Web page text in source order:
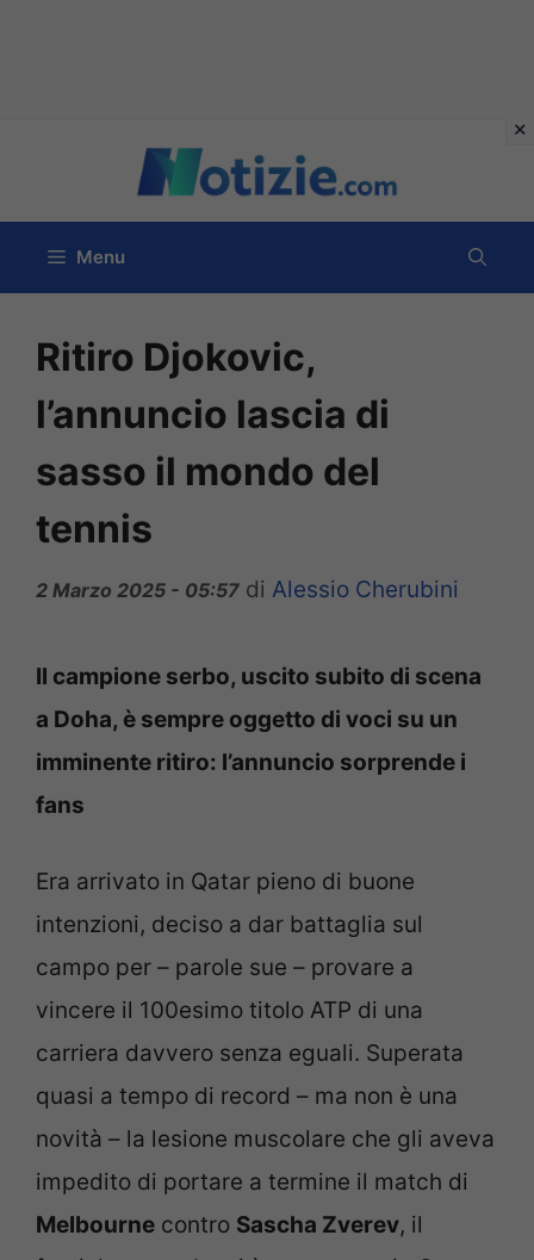
contenuto
Menu
Ritiro Djokovic,
l’annuncio lascia di
sasso il mondo del
tennis
2 Marzo 2025 - 05:57 di Alessio Cherubini
Il campione serbo, uscito subito di scena
a Doha, è sempre oggetto di voci su un
imminente ritiro: l’annuncio sorprende i
fans
Era arrivato in Qatar pieno di buone
intenzioni, deciso a dar battaglia sul
campo per – parole sue – provare a
vincere il 100esimo titolo ATP di una
carriera davvero senza eguali. Superata
quasi a tempo di record – ma non è una
novità – la lesione muscolare che gli aveva
impedito di portare a termine il match di
Melbourne contro Sascha Zverev, il